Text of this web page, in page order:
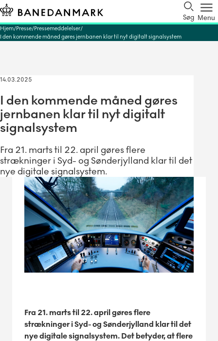
Søg Menu
Hjem Presse Pressemeddelelser
I den kommende måned gøres jernbanen klar til nyt digitalt signalsystem
14.03.2025
I den kommende måned gøres
jernbanen klar til nyt digitalt
signalsystem
Fra 21. marts til 22. april gøres flere
strækninger i Syd- og Sønderjylland klar til det
nye digitale signalsystem.
Fra 21. marts til 22. april gøres flere
strækninger i Syd- og Sønderjylland klar til det
nye digitale signalsystem. Det betyder, at flere